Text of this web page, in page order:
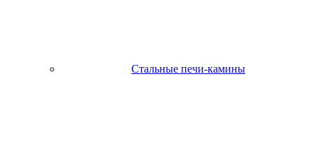
Стальные печи-камины